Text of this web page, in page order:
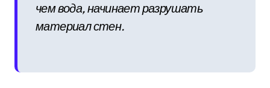
чем вода, начинает разрушать
материал стен.